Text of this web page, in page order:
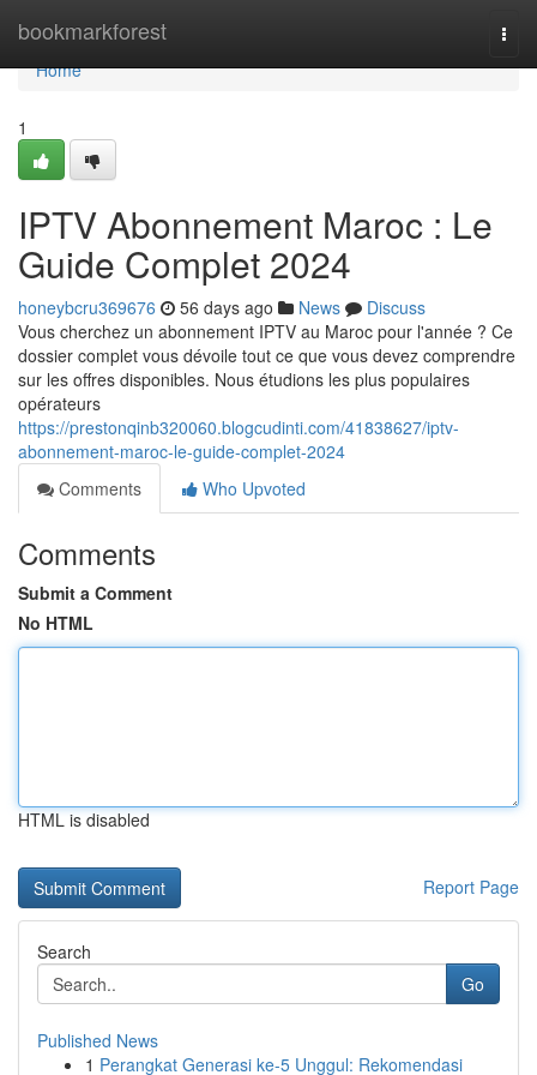
bookmarkforest
Home
Home
1
IPTV Abonnement Maroc : Le
Guide Complet 2024
honeybcru369676 56 days ago News
Discuss
Vous cherchez un abonnement IPTV au Maroc pour l'année ? Ce
dossier complet vous dévoile tout ce que vous devez comprendre
sur les offres disponibles. Nous étudions les plus populaires
opérateurs
https://prestonqinb320060.blogcudinti.com/41838627/iptv-
abonnement-maroc-le-guide-complet-2024
Comments
Who Upvoted
Comments
Submit a Comment
No HTML
HTML is disabled
Report Page
Search
Go
Published News
1 Perangkat Generasi ke-5 Unggul: Rekomendasi